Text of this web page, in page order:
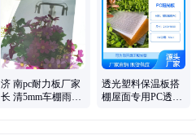
济 南pc耐力板厂家
长 清5mm车棚雨棚
透光塑料保温板搭
棚屋面专用PC透明